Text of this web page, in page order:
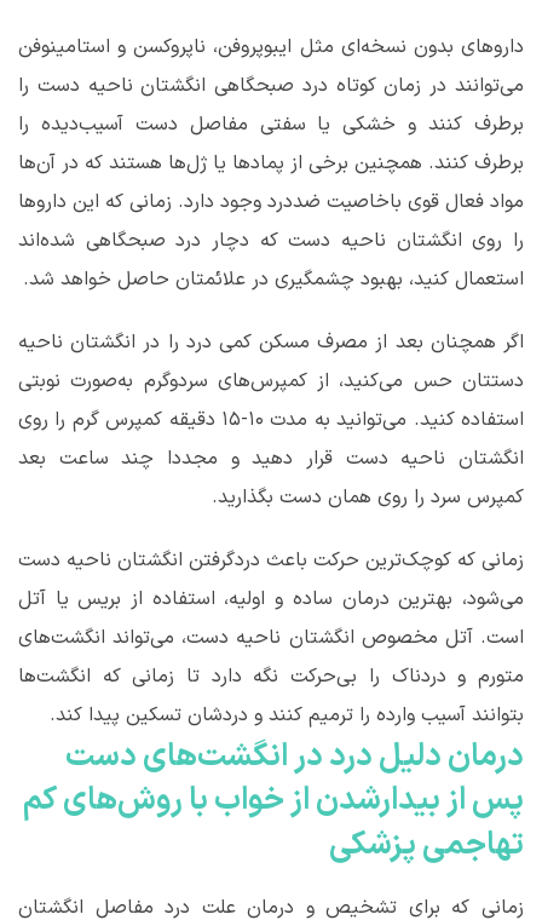
داروهای بدون نسخه‌ای مثل ایبوپروفن، ناپروکسن و استامینوفن
می‌توانند در زمان کوتاه درد صبحگاهی انگشتان ناحیه دست را
برطرف کنند و خشکی یا سفتی مفاصل دست آسیب‌دیده را
برطرف کنند. همچنین برخی از پمادها یا ژل‌ها هستند که در آن‌ها
مواد فعال قوی باخاصیت ضددرد وجود دارد. زمانی که این داروها
را روی انگشتان ناحیه دست که دچار درد صبحگاهی شده‌اند
استعمال کنید، بهبود چشمگیری در علائمتان حاصل خواهد شد.
اگر همچنان بعد از مصرف مسکن کمی درد را در انگشتان ناحیه
دستتان حس می‌کنید، از کمپرس‌های سردوگرم به‌صورت نوبتی
استفاده کنید. می‌توانید به مدت ۱۰-۱۵ دقیقه کمپرس گرم را روی
انگشتان ناحیه دست قرار دهید و مجددا چند ساعت بعد
کمپرس سرد را روی همان دست بگذارید.
زمانی که کوچک‌ترین حرکت باعث دردگرفتن انگشتان ناحیه دست
می‌شود، بهترین درمان ساده و اولیه، استفاده از بریس یا آتل
است. آتل مخصوص انگشتان ناحیه دست، می‌تواند انگشت‌های
متورم و دردناک را بی‌حرکت نگه دارد تا زمانی که انگشت‌ها
بتوانند آسیب وارده را ترمیم کنند و دردشان تسکین پیدا کند.
درماندلیل درد در انگشت‌های دست
پس از بیدارشدن از خواببا روش‌های کم
تهاجمی پزشکی
زمانی که برای تشخیص و درمان علت درد مفاصل انگشتان